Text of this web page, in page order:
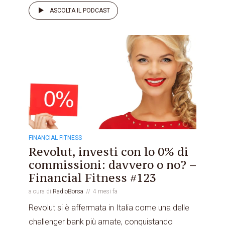
ASCOLTA IL PODCAST
FINANCIAL FITNESS
Revolut, investi con lo 0% di
commissioni: davvero o no? –
Financial Fitness #123
a cura di RadioBorsa 4 mesi fa
Revolut si è affermata in Italia come una delle
challenger bank più amate, conquistando